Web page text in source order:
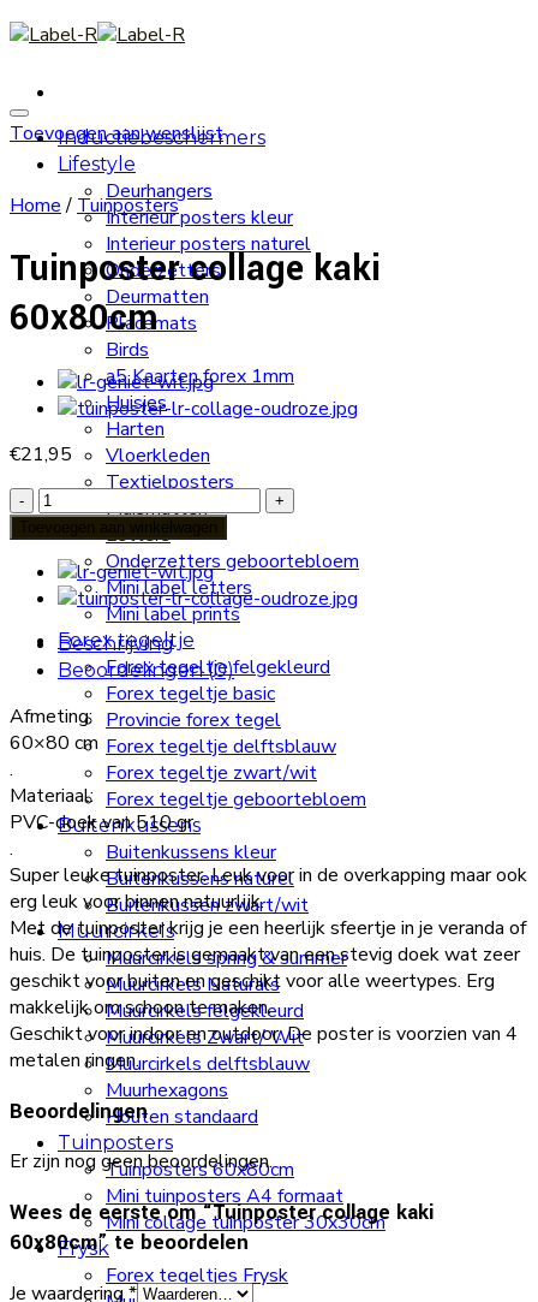
Skip
to
Inductiebeschermers
Lifestyle
Deurhangers
Interieur posters kleur
Interieur posters naturel
Onderzetters
Deurmatten
Placemats
Birds
a5 Kaarten forex 1mm
Huisjes
Harten
Vloerkleden
Textielposters
Muismatten
Letters
Onderzetters geboortebloem
Mini label letters
Mini label prints
Forex tegeltje
Forex tegeltje felgekleurd
Forex tegeltje basic
Provincie forex tegel
Forex tegeltje delftsblauw
Forex tegeltje zwart/wit
Forex tegeltje geboortebloem
Buitenkussens
Buitenkussens kleur
Buitenkussens naturel
Buitenkussen zwart/wit
Muurcirkels
Muurcirkels spring & summer
Muurcirkels Naturals
Muurcirkels felgekleurd
Muurcirkels Zwart/ Wit
Muurcirkels delftsblauw
Muurhexagons
Houten standaard
Tuinposters
Tuinposters 60x80cm
Mini tuinposters A4 formaat
Mini collage tuinposter 30x30cm
Frysk
Forex tegeltjes Frysk
Toevoegen aan wenslijst
Home / Tuinposters
Tuinposter collage kaki
60x80cm
€21,95
Tuinposter
collage
60x80cm
aantal
Toevoegen aan winkelwagen
Beschrijving
Beoordelingen (0)
Afmeting:
60×80 cm
.
Materiaal:
PVC-doek van 510 gr
.
Super leuke tuinposter. Leuk voor in de overkapping maar ook
erg leuk voor binnen natuurlijk.
Met de tuinposter krijg je een heerlijk sfeertje in je veranda of
huis. De tuinposter is gemaakt van een stevig doek wat zeer
geschikt voor buiten en geschikt voor alle weertypes. Erg
makkelijk om schoon te maken.
Geschikt voor indoor en outdoor. De poster is voorzien van 4
metalen ringen.
Beoordelingen
Er zijn nog geen beoordelingen.
Wees de eerste om “Tuinposter collage kaki
60x80cm” te beoordelen
Je waardering*